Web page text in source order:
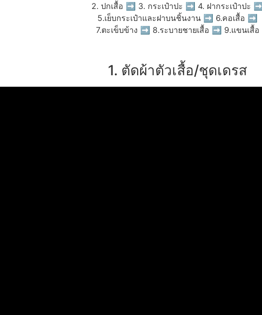
2. ปกเสื้อ ➡ 3. กระเป๋าปะ ➡ 4. ฝากระเป๋าปะ ➡
5.เย็บกระเป๋าและฝาบนชิ้นงาน ➡ 6.คอเสื้อ ➡
7.ตะเข็บข้าง ➡ 8.ระบายชายเสื้อ ➡ 9.แขนเสื้อ
1. ตัดผ้าตัวเสื้อ/ชุดเดรส